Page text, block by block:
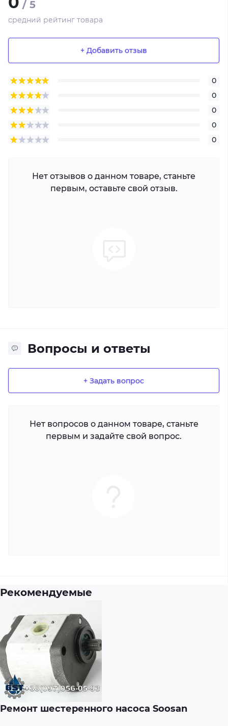
/ 5
средний рейтинг товара
+ Добавить отзыв
0
0
0
0
0
Нет отзывов о данном товаре, станьте
первым, оставьте свой отзыв.
Вопросы и ответы
+ Задать вопрос
Нет вопросов о данном товаре, станьте
первым и задайте свой вопрос.
Рекомендуемые
Ремонт шестеренного насоса Soosan